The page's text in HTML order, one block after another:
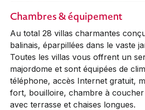
Chambres & équipement
Au total 28 villas charmantes
balinais, éparpillées dans le vaste
Toutes les villas vous offrent un
majordome et sont équipées de
téléphone, accès Internet gratuit,
fort, bouilloire, chambre à
avec terrasse et chaises longues.